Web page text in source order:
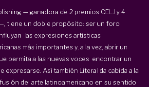
— ganadora de 2 premios CELJ y 4
tiene un doble propósito: ser un foro
las expresiones artísticas
más importantes y, a la vez, abrir un
permita a las nuevas voces encontrar un
expresarse. Así también Literal da cabida a la
del arte latinoamericano en su sentido